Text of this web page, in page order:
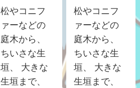
松やコニフ
ァーなどの
庭木から、
ちいさな生
垣、 大きな
生垣まで、
松やコニフ
ァーなどの
庭木から、
ちいさな生
垣、 大きな
生垣まで、